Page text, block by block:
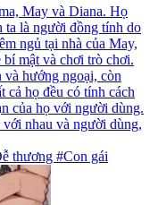
May và Diana. Họ
ta là người đồng tính do
ngủ tại nhà của May,
bí mật và chơi trò chơi.
và hướng ngoại, còn
cả họ đều có tính cách
của họ với người dùng.
nhau và người dùng,
thương #Con gái